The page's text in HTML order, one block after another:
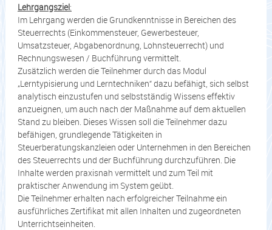
Lehrgangsziel:
Im Lehrgang werden die Grundkenntnisse in Bereichen des
Steuerrechts (Einkommensteuer, Gewerbesteuer,
Umsatzsteuer, Abgabenordnung, Lohnsteuerrecht) und
Rechnungswesen / Buchführung vermittelt.
Zusätzlich werden die Teilnehmer durch das Modul
„Lerntypisierung und Lerntechniken“ dazu befähigt, sich selbst
analytisch einzustufen und selbstständig Wissens effektiv
anzueignen, um auch nach der Maßnahme auf dem aktuellen
Stand zu bleiben. Dieses Wissen soll die Teilnehmer dazu
befähigen, grundlegende Tätigkeiten in
Steuerberatungskanzleien oder Unternehmen in den Bereichen
des Steuerrechts und der Buchführung durchzuführen. Die
Inhalte werden praxisnah vermittelt und zum Teil mit
praktischer Anwendung im System geübt.
Die Teilnehmer erhalten nach erfolgreicher Teilnahme ein
ausführliches Zertifikat mit allen Inhalten und zugeordneten
Unterrichtseinheiten.